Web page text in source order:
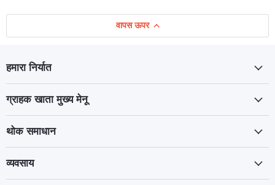
वापस ऊपर
हमारा निर्यात
ग्राहक खाता मुख्य मेनू
थोक समाधान
व्यवसाय